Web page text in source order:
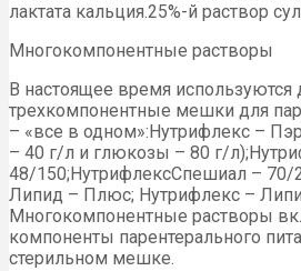
лактата кальция.25%-й раствор
Многокомпонентные растворы
В настоящее время используются
трехкомпонентные мешки для
– «все в одном»:Нутрифлекс –
– 40 г/л и глюкозы – 80 г/
48/150;НутрифлексСпешиал – 70/
Липид – Плюс; Нутрифлекс –
Многокомпонентные растворы
компоненты парентерального
стерильном мешке.